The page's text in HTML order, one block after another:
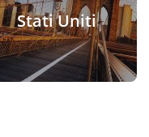
Stati Uniti